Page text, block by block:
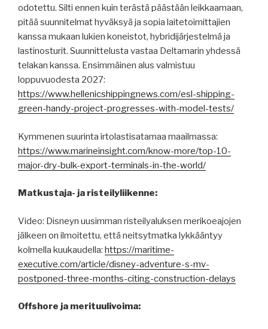
odotettu. Silti ennen kuin terästä päästään leikkaamaan,
pitää suunnitelmat hyväksyä ja sopia laitetoimittajien
kanssa mukaan lukien koneistot, hybridijärjestelmä ja
lastinosturit. Suunnittelusta vastaa Deltamarin yhdessä
telakan kanssa. Ensimmäinen alus valmistuu
loppuvuodesta 2027:
https://www.hellenicshippingnews.com/esl-shipping-
green-handy-project-progresses-with-model-tests/
Kymmenen suurinta irtolastisatamaa maailmassa:
https://www.marineinsight.com/know-more/top-10-
major-dry-bulk-export-terminals-in-the-world/
Matkustaja- ja risteilyliikenne:
Video: Disneyn uusimman risteilyaluksen merikoeajojen
jälkeen on ilmoitettu, että neitsytmatka lykkääntyy
kolmella kuukaudella: https://maritime-
executive.com/article/disney-adventure-s-mv-
postponed-three-months-citing-construction-delays
Offshore ja merituulivoima: